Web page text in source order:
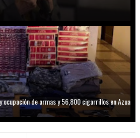
de armas y 56,800 cigarrillos en Azua